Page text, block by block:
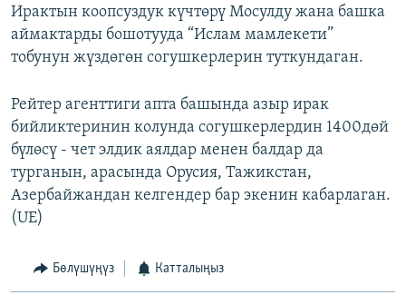
Ирактын коопсуздук күчтөрү Мосулду жана башка
аймактарды бошотууда “Ислам мамлекети”
тобунун жүздөгөн согушкерлерин туткундаган.
Рейтер агенттиги апта башында азыр ирак
бийликтеринин колунда согушкерлердин 1400дөй
бүлөсү - чет элдик аялдар менен балдар да
турганын, арасында Орусия, Тажикстан,
Азербайжандан келгендер бар экенин кабарлаган.
(UE)
Бөлүшүңүз Катталыңыз